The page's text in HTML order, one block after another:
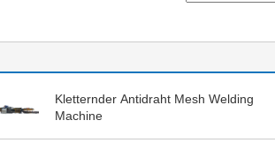
Kletternder Antidraht Mesh Welding
Machine